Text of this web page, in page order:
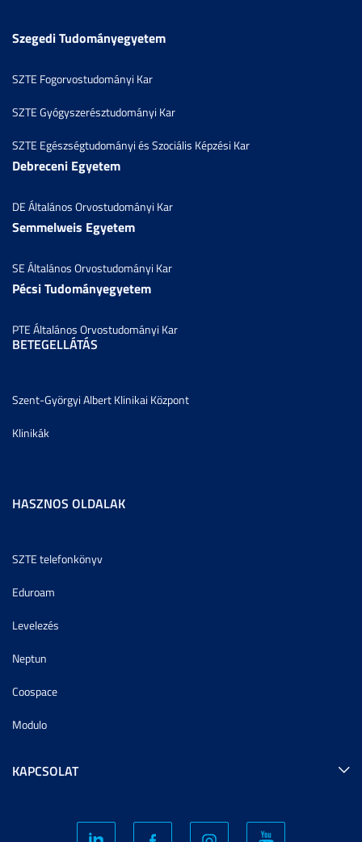
Szegedi Tudományegyetem
SZTE Fogorvostudományi Kar
SZTE Gyógyszerésztudományi Kar
SZTE Egészségtudományi és Szociális Képzési Kar
Debreceni Egyetem
DE Általános Orvostudományi Kar
Semmelweis Egyetem
SE Általános Orvostudományi Kar
Pécsi Tudományegyetem
PTE Általános Orvostudományi Kar
BETEGELLÁTÁS
Szent-Györgyi Albert Klinikai Központ
Klinikák
HASZNOS OLDALAK
SZTE telefonkönyv
Eduroam
Levelezés
Neptun
Coospace
Modulo
KAPCSOLAT